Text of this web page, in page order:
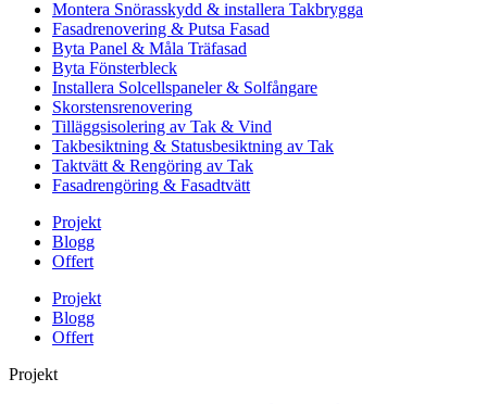
Montera Snörasskydd & installera Takbrygga
Fasadrenovering & Putsa Fasad
Byta Panel & Måla Träfasad
Byta Fönsterbleck
Installera Solcellspaneler & Solfångare
Skorstensrenovering
Tilläggsisolering av Tak & Vind
Takbesiktning & Statusbesiktning av Tak
Taktvätt & Rengöring av Tak
Fasadrengöring & Fasadtvätt
Projekt
Blogg
Offert
Projekt
Blogg
Offert
Projekt